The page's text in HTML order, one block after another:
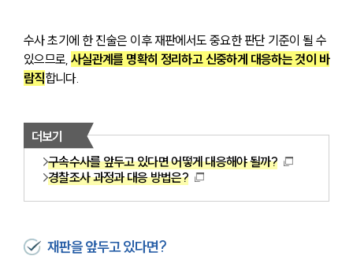
수사 초기에 한 진술은 이후 재판에서도 중요한 판단 기준이 될 수
있으므로, 사실관계를 명확히 정리하고 신중하게 대응하는 것이 바
람직합니다.
더보기
구속수사를 앞두고 있다면 어떻게 대응해야 될까?
경찰조사 과정과 대응 방법은?
재판을 앞두고 있다면?